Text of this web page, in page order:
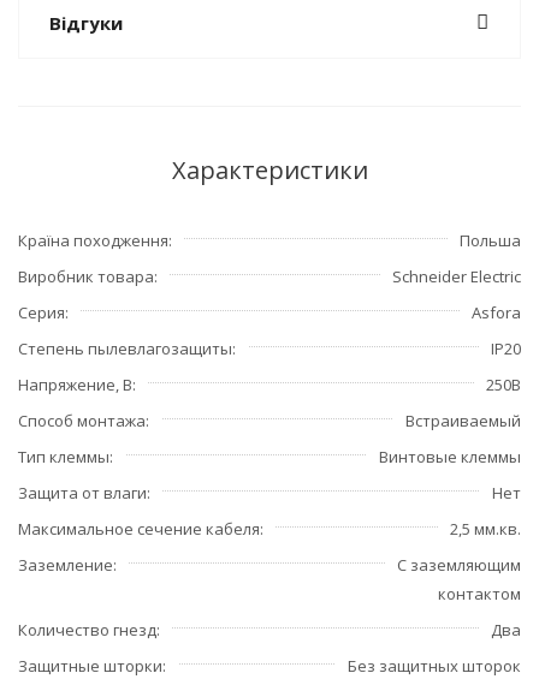
Відгуки
Характеристики
Країна походження
Польша
Виробник товара
Schneider Electric
Серия
Asfora
Степень пылевлагозащиты
IP20
Напряжение, В
250В
Способ монтажа
Встраиваемый
Тип клеммы
Винтовые клеммы
Защита от влаги
Нет
Максимальное сечение кабеля
2,5 мм.кв.
Заземление
С заземляющим
контактом
Количество гнезд
Два
Защитные шторки
Без защитных шторок